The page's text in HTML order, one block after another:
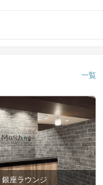
一覧
銀座ラウンジ